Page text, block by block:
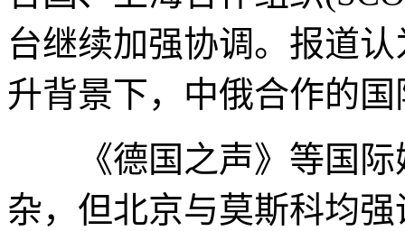
台继续加强协调。报道
升背景下，中俄合作的
《德国之声》等国际
杂，但北京与莫斯科均